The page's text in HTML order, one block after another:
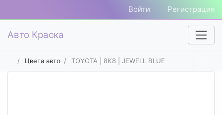
Войти Регистрация
Авто Краска
Цвета авто TOYOTA | 8K8 | JEWELL BLUE